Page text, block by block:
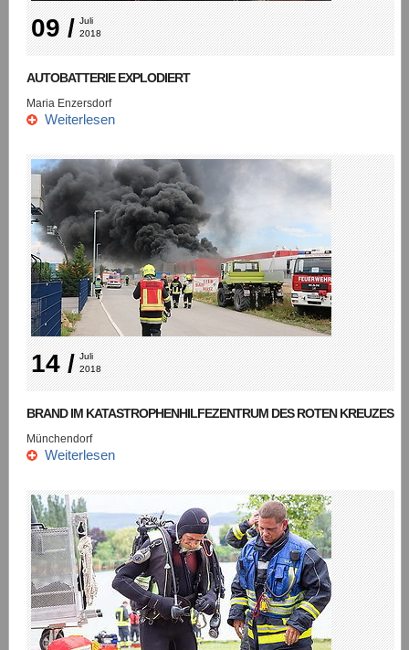
09 / Juli
2018
AUTOBATTERIE EXPLODIERT
Maria Enzersdorf
Weiterlesen
14 / Juli
2018
BRAND IM KATASTROPHENHILFEZENTRUM DES ROTEN KREUZES
Münchendorf
Weiterlesen